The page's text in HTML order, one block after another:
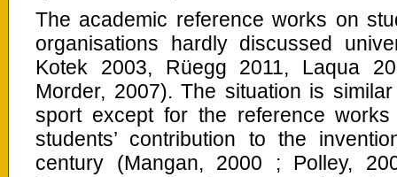
The academic reference works on
organisations hardly discussed
Kotek 2003, Rüegg 2011, Laqua
Morder, 2007). The situation is
sport except for the reference
students’ contribution to the
century (Mangan, 2000 ; Polley,